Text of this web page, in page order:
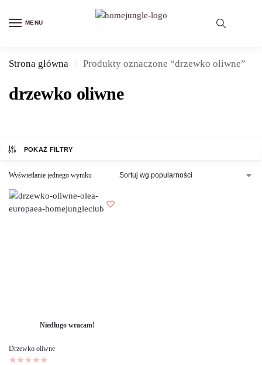
MENU
Strona główna / Produkty oznaczone “drzewko oliwne”
drzewko oliwne
POKAŻ FILTRY
Wyświetlanie jednego wyniku
Niedługo wracam!
Drzewko oliwne